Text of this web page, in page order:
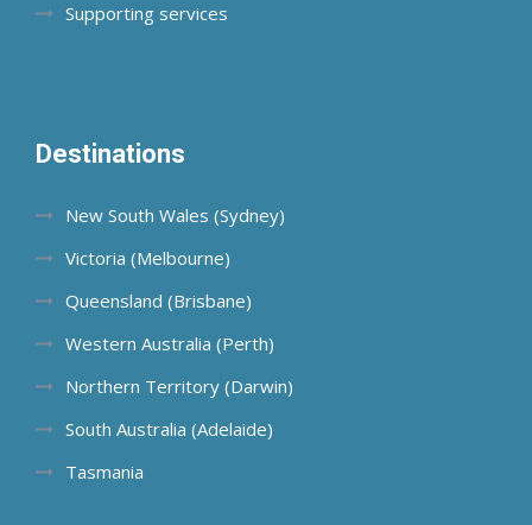
Supporting services
Destinations
New South Wales (Sydney)
Victoria (Melbourne)
Queensland (Brisbane)
Western Australia (Perth)
Northern Territory (Darwin)
South Australia (Adelaide)
Tasmania